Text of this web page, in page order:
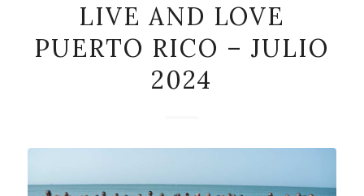
LIVE AND LOVE
PUERTO RICO – JULIO
2024